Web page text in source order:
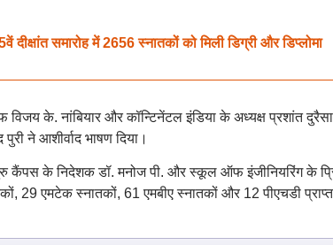
समारोह में 2656 स्नातकों को मिली डिग्री और डिप्लोमा
के. नांबियार और कॉन्टिनेंटल इंडिया के अध्यक्ष प्रशांत
ने आशीर्वाद भाषण दिया।
कैंपस के निदेशक डॉ. मनोज पी. और स्कूल ऑफ इंजीनियरिंग के
29 एमटेक स्नातकों, 61 एमबीए स्नातकों और 12 पीएचडी